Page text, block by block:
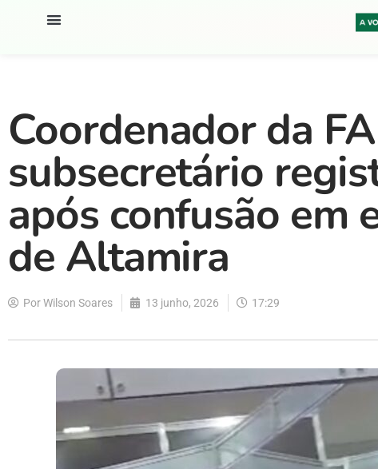
Coordenador da
subsecretário
após confusão em
de Altamira
PorWilson Soares 13 junho, 2026 17:29